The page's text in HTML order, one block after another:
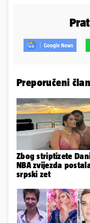
Preporučeni
Zbog striptizete
NBA zvijezda
srpski zet